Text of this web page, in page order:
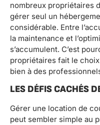
nombreux propriétaires
gérer seul un
considérable. Entre
la maintenance et
s’accumulent. C’est
propriétaires fait le
bien à des
LES DÉFIS CACHÉS
Gérer une location de
peut sembler simple au